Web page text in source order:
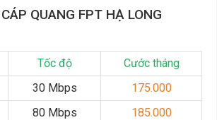
QUANG FPT HẠ LONG
Tốc độ
Cước tháng
30 Mbps
175.000
80 Mbps
185.000